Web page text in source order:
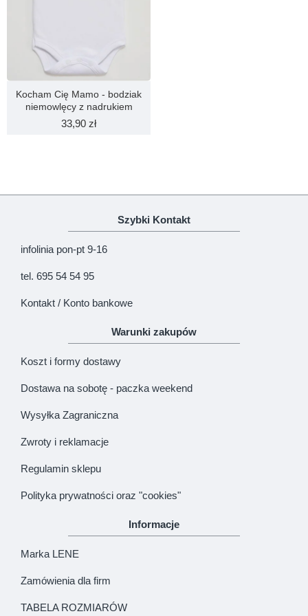
Kocham Cię Mamo - bodziak
niemowlęcy z nadrukiem
33,90 zł
Szybki Kontakt
infolinia pon-pt 9-16
tel. 695 54 54 95
Kontakt / Konto bankowe
Warunki zakupów
Koszt i formy dostawy
Dostawa na sobotę - paczka weekend
Wysyłka Zagraniczna
Zwroty i reklamacje
Regulamin sklepu
Polityka prywatności oraz "cookies"
Informacje
Marka LENE
Zamówienia dla firm
TABELA ROZMIARÓW